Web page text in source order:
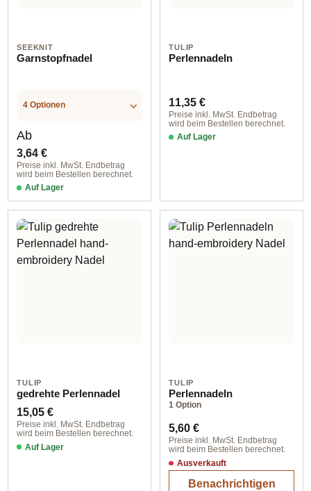
SEEKNIT
Garnstopfnadel
4 Optionen
Regulärer Preis:
Ab
3,64 €
Preise inkl. MwSt. Endbetrag
wird beim Bestellen berechnet.
Auf Lager
TULIP
Perlennadeln
Regulärer Preis:
11,35 €
Preise inkl. MwSt. Endbetrag
wird beim Bestellen berechnet.
Auf Lager
TULIP
gedrehte Perlennadel
Regulärer Preis:
15,05 €
Preise inkl. MwSt. Endbetrag
wird beim Bestellen berechnet.
Auf Lager
TULIP
Perlennadeln
1 Option
Regulärer Preis:
5,60 €
Preise inkl. MwSt. Endbetrag
wird beim Bestellen berechnet.
Ausverkauft
Benachrichtigen